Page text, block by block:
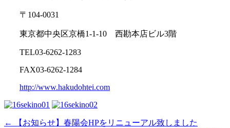
〒104-0031
東京都中央区京橋1-1-10 西勘本店ビル3階
TEL03-6262-1283
FAX03-6262-1284
http://www.hakudohtei.com
←
【お知らせ】春陽会HPをリニューアル致しました